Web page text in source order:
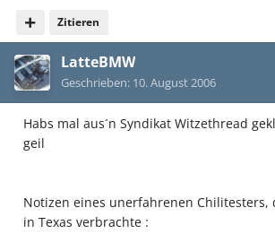
Zitieren
LatteBMW
Geschrieben: 10. August 2006
Habs mal aus´n Syndikat Witzethread
geil
Notizen eines unerfahrenen Chilitesters,
in Texas verbrachte :